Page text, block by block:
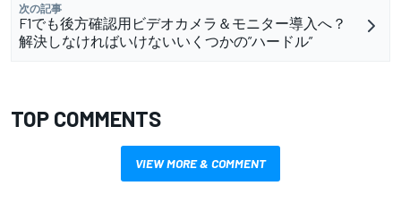
次の記事
F1でも後方確認用ビデオカメラ＆モニター導入へ？
解決しなければいけないいくつかの”ハードル”
TOP COMMENTS
VIEW MORE & COMMENT